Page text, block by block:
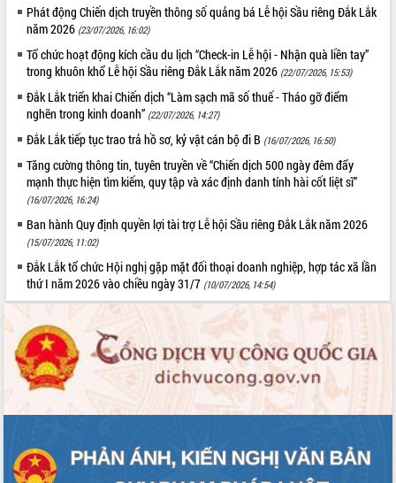
Bí thư Tỉnh ủy Lương Nguyễn Minh
Triết thăm, tặng quà người có công với
cách mạng
Rà soát, hoàn thiện hệ thống thiết chế
phát triển mới
Thường trực HĐND tỉnh Đắk Lắk gặp
mặt Đoàn chuyên gia y tế TP. Hồ Chí
Minh
Lễ truy điệu và an táng hài cốt liệt sĩ
tại Nghĩa trang Liệt sĩ xã Sơn Hòa
Bàn giải pháp tháo gỡ khó khăn trong
xuất khẩu sầu riêng và triển khai quy
định EUDR
Thứ trưởng Bộ Nông nghiệp và Môi
trường Nguyễn Hoàng Hiệp khảo sát
sầu riêng tại Đắk Lắk
Trình diễn nghệ thuật chế biến các
món ăn từ sầu riêng
Đắk Lắk công bố Quy hoạch và xúc
tiến đầu tư tỉnh
ứng để giữ vững thị trường xuất khẩu
Diễn đàn Kinh tế tư nhân Việt Nam đột
THỐNG KÊ TRUY CẬP
Hôm nay: 13366
Tất cả: 66099034
Phát động Chiến dịch truyền thông số quảng bá Lễ hội Sầu riêng Đắk Lắk
năm 2026 (23/07/2026, 16:02)
Tổ chức hoạt động kích cầu du lịch “Check-in Lễ hội - Nhận quà liền tay”
trong khuôn khổ Lễ hội Sầu riêng Đắk Lắk năm 2026 (22/07/2026, 15:53)
Đắk Lắk triển khai Chiến dịch “Làm sạch mã số thuế - Tháo gỡ điểm
nghẽn trong kinh doanh” (22/07/2026, 14:27)
Đắk Lắk tiếp tục trao trả hồ sơ, kỷ vật cán bộ đi B (16/07/2026, 16:50)
Tăng cường thông tin, tuyên truyền về “Chiến dịch 500 ngày đêm đẩy
mạnh thực hiện tìm kiếm, quy tập và xác định danh tính hài cốt liệt sĩ”
(16/07/2026, 16:24)
Ban hành Quy định quyền lợi tài trợ Lễ hội Sầu riêng Đắk Lắk năm 2026
(15/07/2026, 11:02)
Đắk Lắk tổ chức Hội nghị gặp mặt đối thoại doanh nghiệp, hợp tác xã lần
thứ I năm 2026 vào chiều ngày 31/7 (10/07/2026, 14:54)